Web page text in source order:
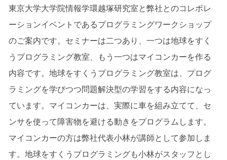
東京大学大学院情報学環越塚研究室と弊社とのコレボレ
ーションイベントであるプログラミングワークショップ
のご案内です。セミナーは二つあり、一つは地球をすく
うプログラミング教室、もう一つはマイコンカーを作る
内容です。地球をすくうプログラミング教室は、プログ
ラミングを学びつつ問題解決型の学習をする内容になっ
ています。マイコンカーは、実際に車を組み立てて、セ
ンサを使って障害物を避ける動きをプログラムします。
マイコンカーの方は弊社代表小林が講師として参加しま
す。地球をすくうプログラミングも小林がスタッフとし